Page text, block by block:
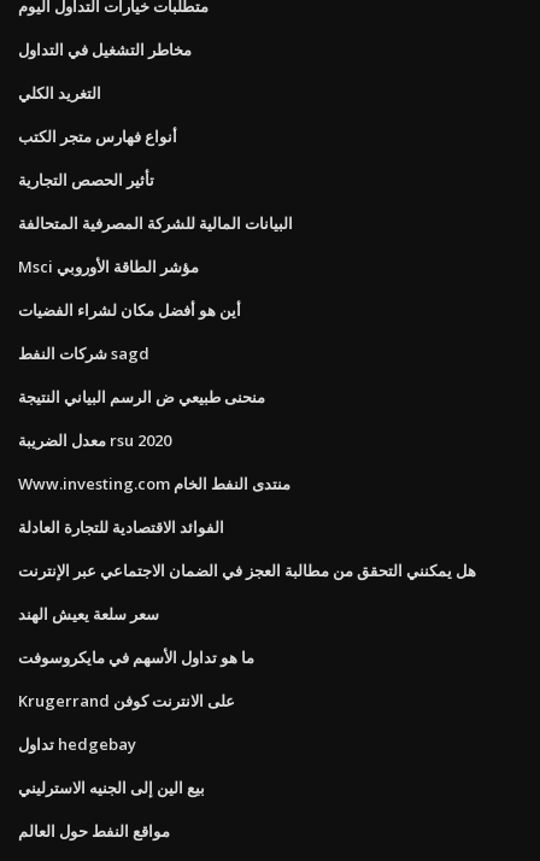
متطلبات خيارات التداول اليوم
مخاطر التشغيل في التداول
التغريد الكلي
أنواع فهارس متجر الكتب
تأثير الحصص التجارية
البيانات المالية للشركة المصرفية المتحالفة
Msci مؤشر الطاقة الأوروبي
أين هو أفضل مكان لشراء الفضيات
شركات النفط sagd
منحنى طبيعي ض الرسم البياني النتيجة
معدل الضريبة rsu 2020
Www.investing.com منتدى النفط الخام
الفوائد الاقتصادية للتجارة العادلة
هل يمكنني التحقق من مطالبة العجز في الضمان الاجتماعي عبر الإنترنت
سعر سلعة يعيش الهند
ما هو تداول الأسهم في مايكروسوفت
Krugerrand على الانترنت كوفن
تداول hedgebay
بيع الين إلى الجنيه الاسترليني
مواقع النفط حول العالم